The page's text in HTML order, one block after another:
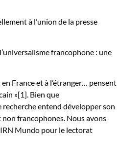
à l’union de la presse
francophone : une
France et à l’étranger… pensent
»[1]. Bien que
entend développer son
francophones. Nous avons
Mundo pour le lectorat